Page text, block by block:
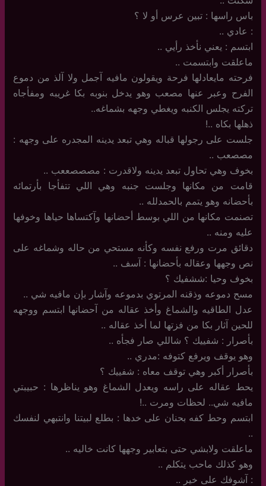
باس راسها : تبين عرس أو لا ؟
: عادي ..
ابتسم : يعني نأخذ رأيي ..
ماعلقت وابتسمت ..
فرحته مايعادلها فرحة ويقولون مافيه آجمل ولا آلذ من دموع
الفرح وعبر عنها مصعب وهو يدخل بنوبه بكا غريبه ومفأجاه
تركته يجلس الكنبه ويغطي وجهه بشماغه..
ذهلها بكاه ..!
جلست على رجولها قباله وهي تبعد يدينه المجدره على وجهه :
مصصعب ..
بخوف وهي تحاول تبعد يدينه ولاقدرت : مصصصععب ..
قامت من مكانها وجلست جنبه وهي اللي تتفأجا بأرتمائه
بأحضانه وهو يتمم بالحمدلله ..
تصنمت مكانها من اللي بوسط أحضانها وآكتساها حياها وخوفها
عليه ومنه ..
دقائق مرت ورفع نفسه وكأنه مستحي من حاله وشماغه على
نص وجهها وعقاله بأحضانها : آسف ..
بخوف وحيا :ششفيك ؟
مسح دموعه وذقنه المرتوي بدموعه وآشار بإن مافيه شي ..
عدل الطاقيه والشماغ وأخذ عقاله من آحضانها ابتسم ووجهه
للحين آثار بكا من فزتها لما أخذ عقاله ..
بأصرار : شفييك ؟ شاللي صار فجأه ..
وهو يوقف ويرفع كتوفه :مدري ..
بأصرار أكبر وهي توقف معاه : شفييك ؟
يحط عقاله على راسه ويعدل الشماغ وهو يناظرها : حبيبتي
مافيه شي.. لحظات ومرت ..!
ابتسم وحط كفه بحنان على خدها : بطلع لبيتنا وانتبهي لنفسك
..
ماعلقت ولابشي حتى بتعابير وجهها كانت خاليه ..
وهو كذلك ماحب يتكلم ..
: آشوفك على خير ..